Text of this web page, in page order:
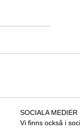
SOCIALA MEDIER
Vi finns också i